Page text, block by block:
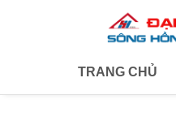
TRANG CHỦ